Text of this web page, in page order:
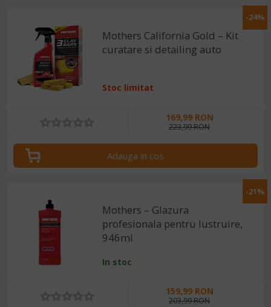
-24%
Mothers California Gold – Kit
curatare si detailing auto
Stoc limitat
169,99 RON
223,99 RON
Adauga in cos
-21%
Mothers – Glazura
profesionala pentru lustruire,
946ml
In stoc
159,99 RON
203,99 RON